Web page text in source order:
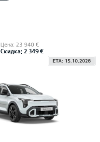
Цена: 23 940 €
Скидка: 2 349 €
ETA: 15.10.2026